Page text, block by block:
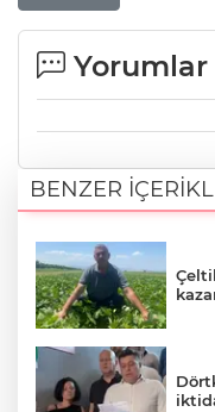
Yorumlar
BENZER